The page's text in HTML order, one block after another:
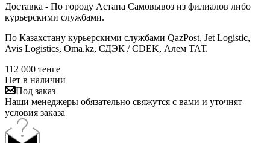
Доставка - По городу Астана Самовывоз из филиалов либо
курьерскими службами.
По Казахстану курьерскими службами QazPost, Jet Logistic,
Avis Logistics, Oma.kz, СДЭК / CDEK, Алем ТАТ.
112 000 тенге
Нет в наличии
Под заказ
Наши менеджеры обязательно свяжутся с вами и уточнят
условия заказа